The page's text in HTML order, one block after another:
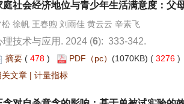
): 333-342.
478 ) 3276
|